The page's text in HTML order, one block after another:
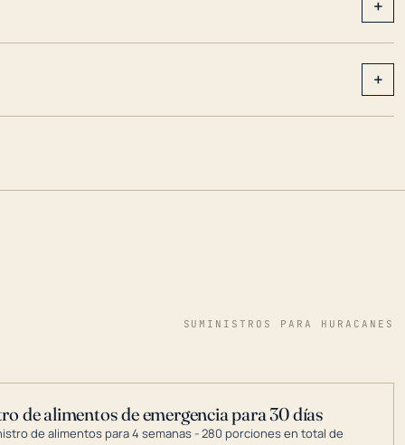
+
+
SUMINISTROS PARA HURACANES
de alimentos de emergencia para 30 días
de alimentos para 4 semanas - 280 porciones en total de